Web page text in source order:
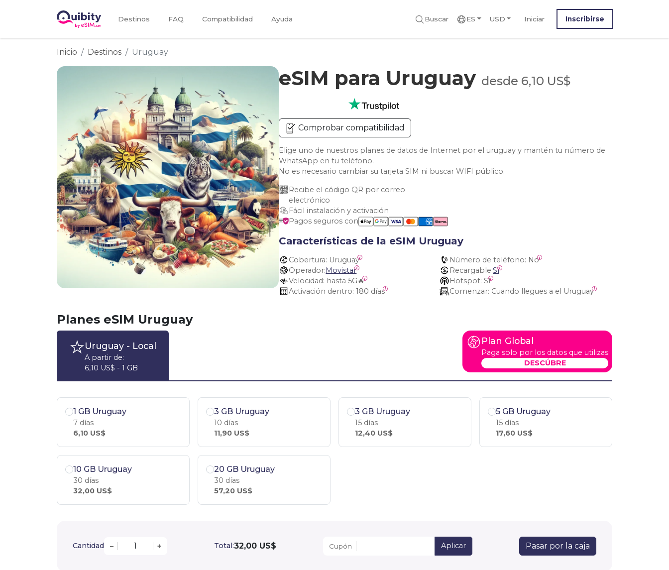
Destinos FAQ Compatibilidad Ayuda Buscar ES USD Iniciar Inscribirse
Inicio Destinos Uruguay
eSIM para Uruguay desde 6,10 US$
Comprobar compatibilidad
Elige uno de nuestros planes de datos de Internet por el uruguay y mantén tu número de
WhatsApp en tu teléfono.
No es necesario cambiar su tarjeta SIM ni buscar WIFI público.
Recibe el código QR por correo
electrónico
Fácil instalación y activación
Pagos seguros con
Características de la eSIM Uruguay
Cobertura: Uruguay Número de teléfono: No
Operador:Movistar Recargable:Sí
Velocidad: hasta 5G🔥 Hotspot: Sí
Activación dentro: 180 días Comenzar: Cuando llegues a el Uruguay
Planes eSIM Uruguay
Uruguay- Local
A partir de:
6,10 US$ - 1 GB
Plan Global
Paga solo por los datos que utilizas
DESCÚBRE
1 GB Uruguay
7 días
6,10 US$
3 GB Uruguay
10 días
11,90 US$
3 GB Uruguay
15 días
12,40 US$
5 GB Uruguay
15 días
17,60 US$
10 GB Uruguay
30 días
32,00 US$
20 GB Uruguay
30 días
57,20 US$
Cantidad – + Total:32,00 US$ Cupón Aplicar Pasar por la caja